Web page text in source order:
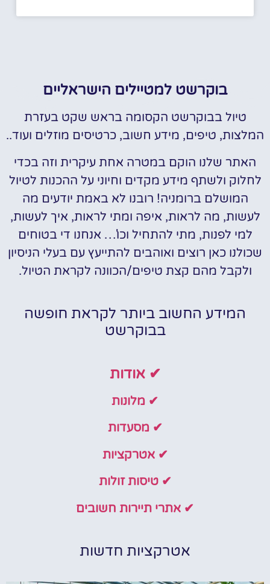
בוקרשט למטיילים הישראליים
טיול בבוקרשט הקסומה בראש שקט בעזרת
המלצות, טיפים, מידע חשוב, כרטיסים מוזלים ועוד..
האתר שלנו הוקם במטרה אחת עיקרית וזה בכדי
לחלוק ולשתף מידע מקדים וחיוני על ההכנות לטיול
המושלם ברומניה! רובנו לא באמת יודעים מה
לעשות, מה לראות, איפה ומתי לראות, איך לעשות,
למי לפנות, מתי להתחיל וכו'… אנחנו די בטוחים
שכולנו כאן רוצים ואוהבים להתייעץ עם בעלי הניסיון
ולקבל מהם קצת טיפים/הכוונה לקראת הטיול.
המידע החשוב ביותר לקראת חופשה
בבוקרשט
✔ אודות
✔ מלונות
✔ מסעדות
✔ אטרקציות
✔ טיסות זולות
✔ אתרי תיירות חשובים
אטרקציות חדשות